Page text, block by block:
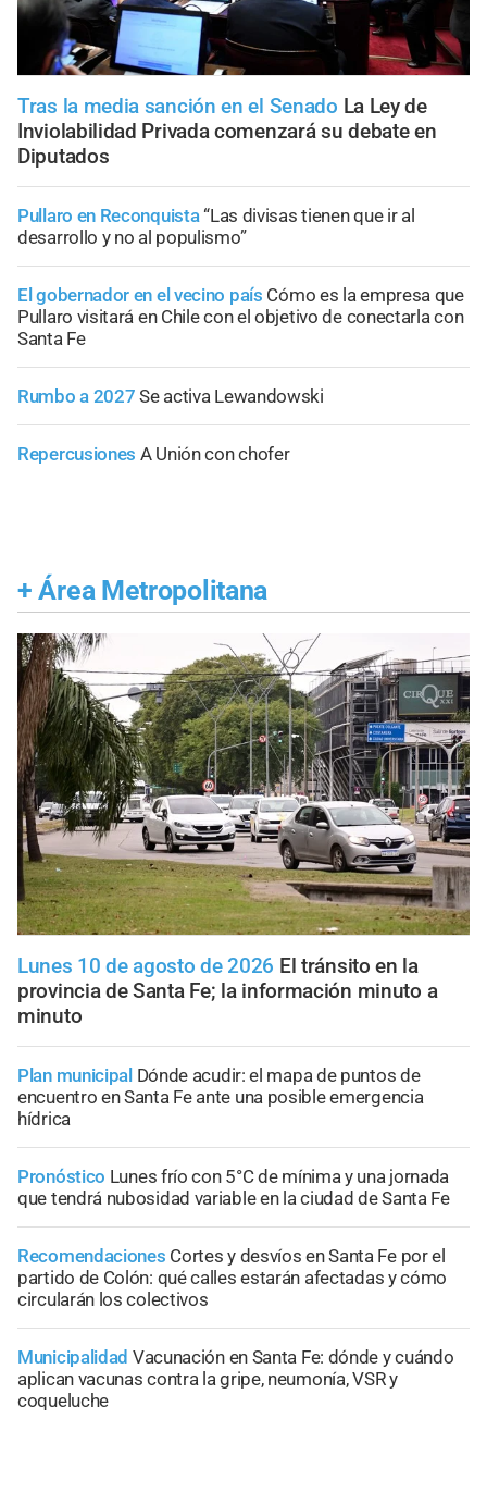
Tras la media sanción en el Senado La Ley de
Inviolabilidad Privada comenzará su debate en
Diputados
Pullaro en Reconquista“Las divisas tienen que ir al
desarrollo y no al populismo”
El gobernador en el vecino país Cómo es la empresa que
Pullaro visitará en Chile con el objetivo de conectarla con
Santa Fe
Rumbo a 2027 Se activa Lewandowski
Repercusiones A Unión con chofer
+ Área Metropolitana
Lunes 10 de agosto de 2026 El tránsito en la
provincia de Santa Fe; la información minuto a
minuto
Plan municipal Dónde acudir: el mapa de puntos de
encuentro en Santa Fe ante una posible emergencia
hídrica
Pronóstico Lunes frío con 5°C de mínima y una jornada
que tendrá nubosidad variable en la ciudad de Santa Fe
Recomendaciones Cortes y desvíos en Santa Fe por el
partido de Colón: qué calles estarán afectadas y cómo
circularán los colectivos
Municipalidad Vacunación en Santa Fe: dónde y cuándo
aplican vacunas contra la gripe, neumonía, VSR y
coqueluche